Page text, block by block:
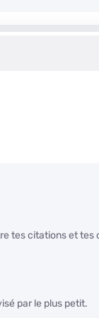
tes citations et tes
par le plus petit.